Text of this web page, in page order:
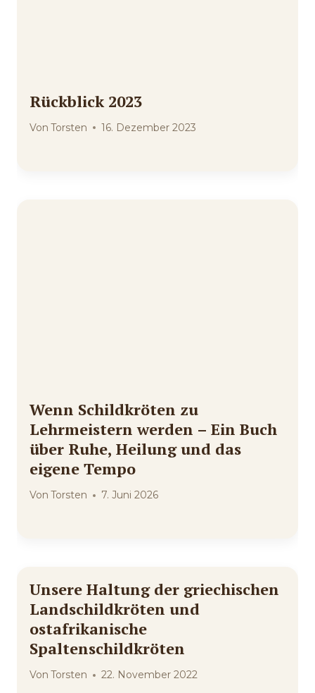
Rückblick 2023
Von Torsten 16. Dezember 2023
Wenn Schildkröten zu
Lehrmeistern werden – Ein Buch
über Ruhe, Heilung und das
eigene Tempo
Von Torsten 7. Juni 2026
Unsere Haltung der griechischen
Landschildkröten und
ostafrikanische
Spaltenschildkröten
Von Torsten 22. November 2022